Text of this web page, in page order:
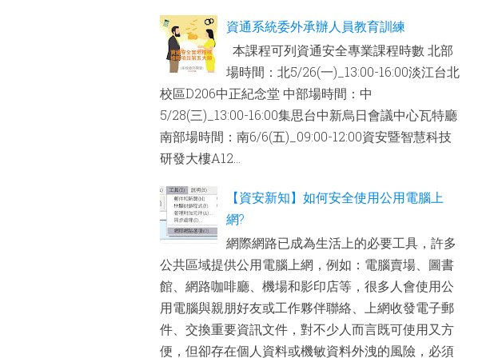
資通系統委外承辦人員教育訓練
本課程可列資通安全專業課程時數 北部
場時間：北5/26(一)_13:00-16:00淡江台北
校區D206中正紀念堂 中部場時間：中
5/28(三)_13:00-16:00集思台中新烏日會議中心瓦特廳
南部場時間：南6/6(五)_09:00-12:00資安暨智慧科技
研發大樓A12...
【資安新知】如何安全使用公用電腦上
網?
網際網路已成為生活上的必要工具，許多
公共區域提供公用電腦上網，例如：電腦賣場、圖書
館、網路咖啡廳、機場和影印店等，很多人會使用公
用電腦與親朋好友或工作夥伴聯絡、上網收發電子郵
件、交換重要資訊文件，對不少人而言既可使用又方
便，但卻存在個人資料或機敏資料外洩的風險，必須